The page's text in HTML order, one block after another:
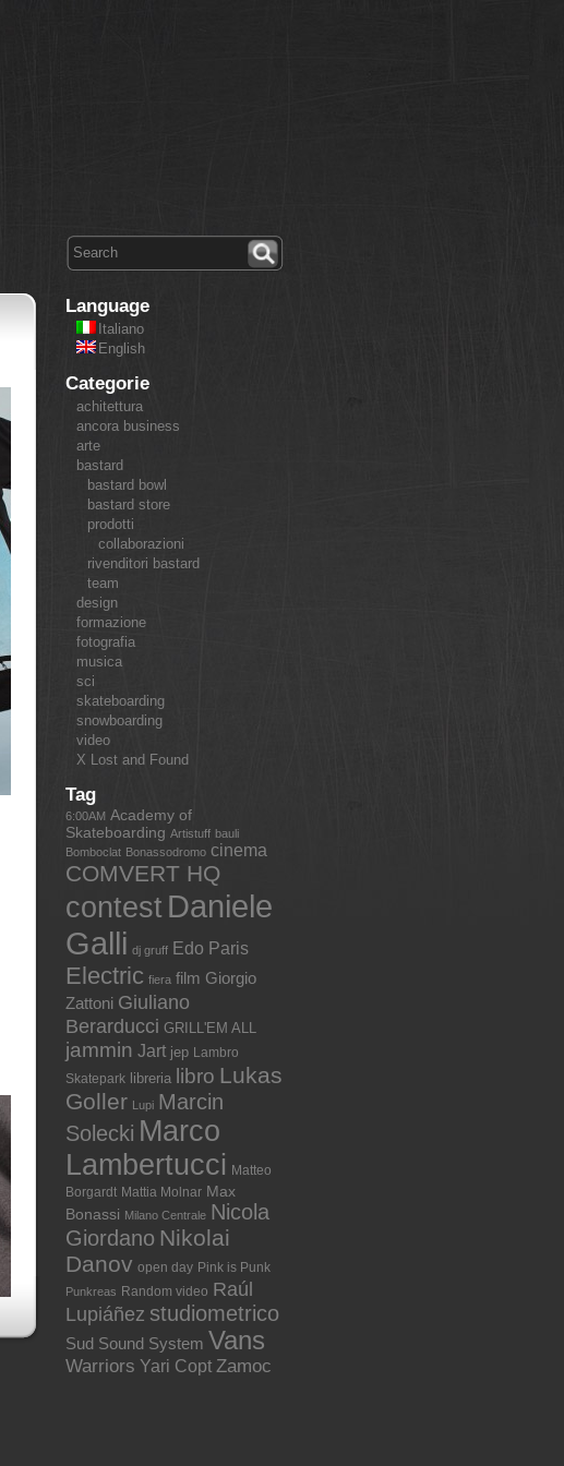
Language
Italiano
English
Categorie
achitettura
ancora business
arte
bastard
bastard bowl
bastard store
prodotti
collaborazioni
rivenditori bastard
team
design
formazione
fotografia
musica
sci
skateboarding
snowboarding
video
X Lost and Found
Tag
6:00AM Academy of
Skateboarding Artistuff bauli
Bomboclat Bonassodromo cinema
COMVERT HQ
contest Daniele
Galli dj gruff Edo Paris
Electric fiera film Giorgio
Zattoni Giuliano
Berarducci GRILL'EM ALL
jammin Jart jep Lambro
Skatepark libreria libro Lukas
Goller Lupi Marcin
Solecki Marco
Lambertucci Matteo
Borgardt Mattia Molnar Max
Bonassi Milano Centrale Nicola
Giordano Nikolai
Danov open day Pink is Punk
Punkreas Random video Raúl
Lupiáñez studiometrico
Sud Sound System Vans
Warriors Yari Copt Zamoc